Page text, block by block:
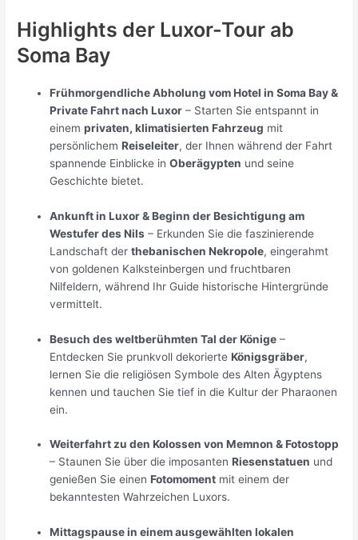
Highlights der Luxor-Tour ab
Soma Bay
Frühmorgendliche Abholung vom Hotel in Soma Bay &
Private Fahrt nach Luxor – Starten Sie entspannt in
einemprivaten, klimatisierten Fahrzeug mit
persönlichemReiseleiter, der Ihnen während der Fahrt
spannende Einblicke inOberägypten und seine
Geschichte bietet.
Ankunft in Luxor & Beginn der Besichtigung am
Westufer des Nils – Erkunden Sie die faszinierende
Landschaft derthebanischen Nekropole, eingerahmt
von goldenen Kalksteinbergen und fruchtbaren
Nilfeldern, während Ihr Guide historische Hintergründe
vermittelt.
Besuch des weltberühmten Tal der Könige –
Entdecken Sie prunkvoll dekorierteKönigsgräber,
lernen Sie die religiösen Symbole des Alten Ägyptens
kennen und tauchen Sie tief in die Kultur der Pharaonen
ein.
Weiterfahrt zu den Kolossen von Memnon & Fotostopp
– Staunen Sie über die imposantenRiesenstatuen und
genießen Sie einenFotomoment mit einem der
bekanntesten Wahrzeichen Luxors.
Mittagspause in einem ausgewählten lokalen